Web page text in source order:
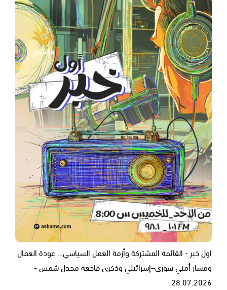
اول خبر - القائمة المشتركة وأزمة العمل السياسي… عودة العمال
ومسار أمني سوري–إسرائيلي وذكرى فاجعة مجدل شمس -
28.07.2026